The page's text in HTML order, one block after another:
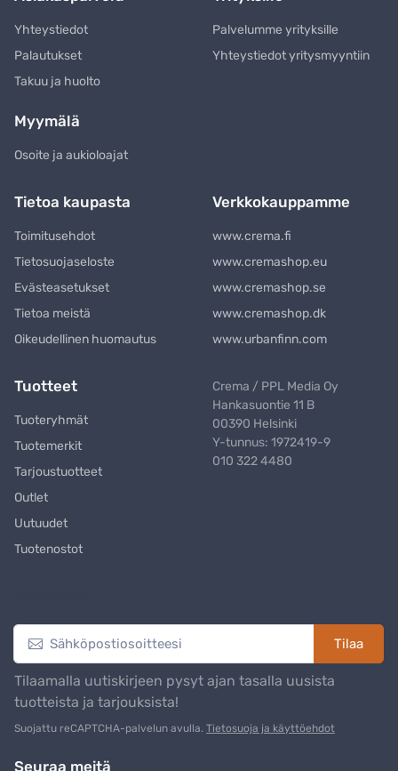
Yhteystiedot
Palautukset
Takuu ja huolto
Palvelumme yrityksille
Yhteystiedot yritysmyyntiin
Myymälä
Osoite ja aukioloajat
Tietoa kaupasta
Toimitusehdot
Tietosuojaseloste
Evästeasetukset
Tietoa meistä
Oikeudellinen huomautus
Verkkokauppamme
www.crema.fi
www.cremashop.eu
www.cremashop.se
www.cremashop.dk
www.urbanfinn.com
Tuotteet
Tuoteryhmät
Tuotemerkit
Tarjoustuotteet
Outlet
Uutuudet
Tuotenostot
Crema / PPL Media Oy
Hankasuontie 11 B
00390 Helsinki
Y-tunnus: 1972419-9
010 322 4480
Tilaa
Tilaamalla uutiskirjeen pysyt ajan tasalla uusista
tuotteista ja tarjouksista!
Suojattu reCAPTCHA-palvelun avulla. Tietosuoja ja käyttöehdot
Seuraa meitä